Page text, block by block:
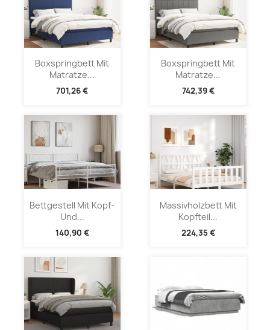
Boxspringbett Mit
Matratze...
701,26 €
Boxspringbett Mit
Matratze...
742,39 €
Bettgestell Mit Kopf-
Und...
140,90 €
Massivholzbett Mit
Kopfteil...
224,35 €